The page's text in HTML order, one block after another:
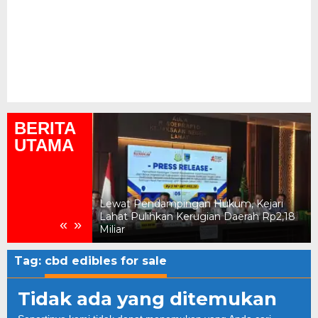
BERITA
UTAMA
« »
Lewat Pendampingan Hukum, Kejari
Lahat Pulihkan Kerugian Daerah Rp2,18
Miliar
Tag: cbd edibles for sale
Tidak ada yang ditemukan